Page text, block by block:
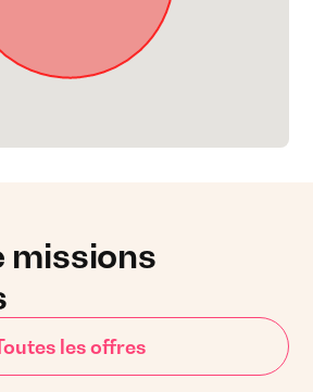
missions
les offres